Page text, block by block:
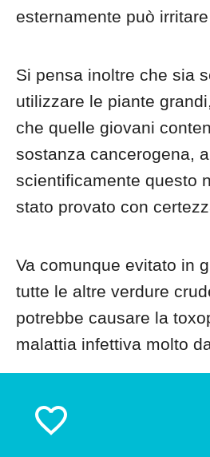
esternamente può
Si pensa inoltre che sia
utilizzare le piante
che quelle giovani
sostanza cancerogena,
scientificamente questo
stato provato con
Va comunque evitato in
tutte le altre verdure
potrebbe causare la
malattia infettiva molto